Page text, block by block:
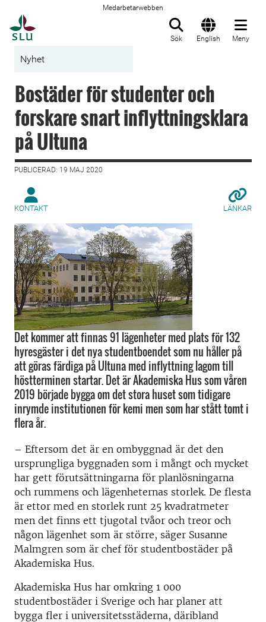
Medarbetarwebben
Sök English Meny
Nyhet
Bostäder för studenter och
forskare snart inflyttningsklara
på Ultuna
PUBLICERAD: 19 MAJ 2020
KONTAKT LÄNKAR
Det kommer att finnas 91 lägenheter med plats för 132
hyresgäster i det nya studentboendet som nu håller på
att göras färdiga på Ultuna med inflyttning lagom till
höstterminen startar. Det är Akademiska Hus som våren
2019 började bygga om det stora huset som tidigare
inrymde institutionen för kemi men som har stått tomt i
flera år.
– Eftersom det är en ombyggnad är det den
ursprungliga byggnaden som i mångt och mycket
har gett förutsättningarna för planlösningarna
och rummens och lägenheternas storlek. De flesta
är ettor med en storlek runt 25 kvadratmeter
men det finns ett tjugotal tvåor och treor och
någon lägenhet som är större, säger Susanne
Malmgren som är chef för studentbostäder på
Akademiska Hus.
Akademiska Hus har omkring 1 000
studentbostäder i Sverige och har planer att
bygga fler i universitetsstäderna, däribland